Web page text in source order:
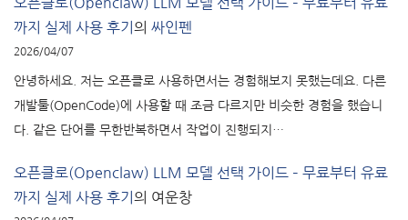
까지 실제 사용 후기 의 싸인펜
2026/04/07
안녕하세요. 저는 오픈클로 사용하면서는 경험해보지 못했는데요. 다른
개발툴(OpenCode)에 사용할 때 조금 다르지만 비슷한 경험을 했습니
다. 같은 단어를 무한반복하면서 작업이 진행되지…
오픈클로(Openclaw) LLM 모델 선택 가이드 – 무료부터 유료
까지 실제 사용 후기 의 여운창